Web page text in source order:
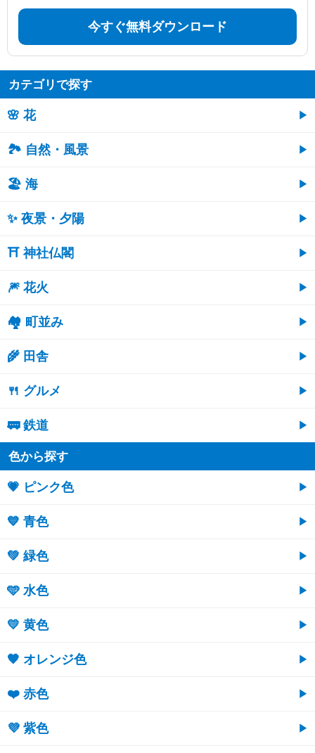
今すぐ無料ダウンロード
カテゴリで探す
🌸 花
🏞️ 自然・風景
🏖 海
✨ 夜景・夕陽
⛩ 神社仏閣
🎆 花火
🏘 町並み
🌾 田舎
🍴 グルメ
🚃 鉄道
色から探す
💗 ピンク色
💙 青色
💚 緑色
🩵 水色
💛 黄色
🧡 オレンジ色
❤️ 赤色
💜 紫色